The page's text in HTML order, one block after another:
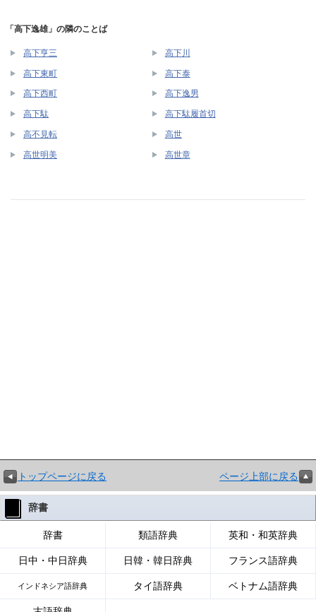
「高下逸雄」の隣のことば
高下亨三 高下川
高下東町 高下泰
高下西町 高下逸男
高下駄 高下駄履首切
高不見転 高世
高世明美 高世章
トップページに戻る ページ上部に戻る
辞書
辞書 類語辞典 英和・和英辞典
日中・中日辞典 日韓・韓日辞典 フランス語辞典
インドネシア語辞典 タイ語辞典 ベトナム語辞典